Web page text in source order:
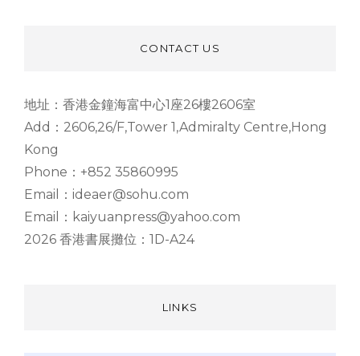
CONTACT US
地址：香港金鐘海富中心1座26樓2606室
Add：2606,26/F,Tower 1,Admiralty Centre,Hong
Kong
Phone：+852 35860995
Email：ideaer@sohu.com
Email：kaiyuanpress@yahoo.com
2026 香港書展攤位：1D-A24
LINKS